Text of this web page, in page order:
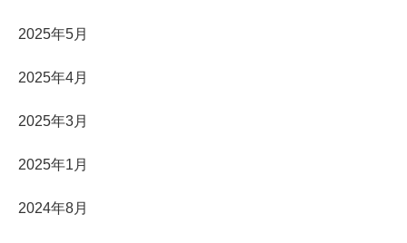
2025年5月
2025年4月
2025年3月
2025年1月
2024年8月